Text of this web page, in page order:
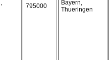
795000
Bayern,
Thueringen